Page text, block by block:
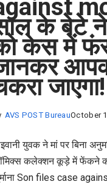
के बेटे ने
केस में
जाएगा!
AVS POST BureauOctober
युवक ने मां पर बिना
कलेक्शन कूड़े में फेंकने का
Son files case